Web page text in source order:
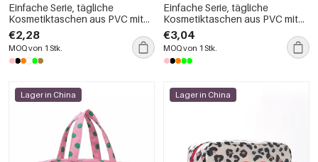
Einfache Serie, tägliche
Kosmetiktaschen aus PVC mit
Polka Dots in verschiedenen
Farben
€2,28
MOQ von 1 Stk.
Einfache Serie, tägliche
Kosmetiktaschen aus PVC mit
Polka-Dots, Quasten und
gemischten Farben
€3,04
MOQ von 1 Stk.
Lager in China Lager in China